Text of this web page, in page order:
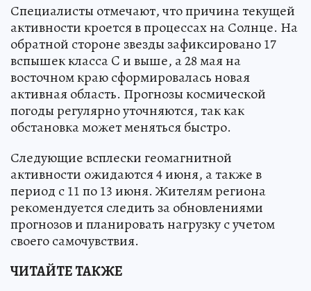
Специалисты отмечают, что причина текущей
активности кроется в процессах на Солнце. На
обратной стороне звезды зафиксировано 17
вспышек класса C и выше, а 28 мая на
восточном краю сформировалась новая
активная область. Прогнозы космической
погоды регулярно уточняются, так как
обстановка может меняться быстро.
Следующие всплески геомагнитной
активности ожидаются 4 июня, а также в
период с 11 по 13 июня. Жителям региона
рекомендуется следить за обновлениями
прогнозов и планировать нагрузку с учетом
своего самочувствия.
ЧИТАЙТЕ ТАКЖЕ